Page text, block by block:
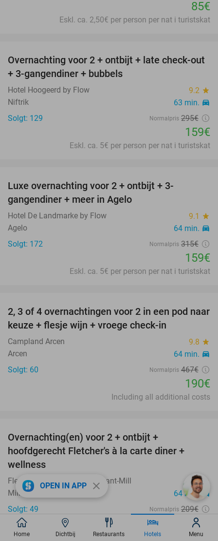
85€
Eskl. ca. 2,50€ per person per nat i turistskat
46%
Overnachting voor 2 + ontbijt + late check-out
+ 3-gangendiner + bubbels
Hotel Hoogeerd by Flow 9.2 star
Niftrik 63 min. directions_car
Solgt: 129 Normalpris 295€
159€
Eskl. ca. 5€ per person per nat i turistskat
Luxe overnachting voor 2 + ontbijt + 3-
gangendiner + meer in Agelo
Hotel De Landmarke by Flow 9.1 star
Agelo 64 min. directions_car
Solgt: 172 Normalpris 315€
159€
Eskl. ca. 5€ per person per nat i turistskat
59%
2, 3 of 4 overnachtingen voor 2 in een pod naar
keuze + flesje wijn + vroege check-in
Campland Arcen 9.8 star
Arcen 64 min. directions_car
Solgt: 60 Normalpris 467€
190€
Including all additional costs
Overnachting(en) voor 2 + ontbijt +
hoofdgerecht Fletcher's à la carte diner +
wellness
Fletcher Wellness-Hotel Brabant-Mill 9.2star
Mill 64 min.directions_car
Solgt: 49 Normalpris 209€
169€
Eskl. ca. 3€ per person per nat i turistskat
OPEN IN APP close
Home Dichtbij Restaurants Hotels Menu